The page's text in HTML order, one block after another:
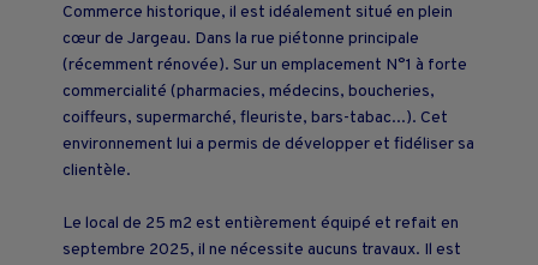
Commerce historique, il est idéalement situé en plein
cœur de Jargeau. Dans la rue piétonne principale
(récemment rénovée). Sur un emplacement N°1 à forte
commercialité (pharmacies, médecins, boucheries,
coiffeurs, supermarché, fleuriste, bars-tabac...). Cet
environnement lui a permis de développer et fidéliser sa
clientèle.
Le local de 25 m2 est entièrement équipé et refait en
septembre 2025, il ne nécessite aucuns travaux. Il est